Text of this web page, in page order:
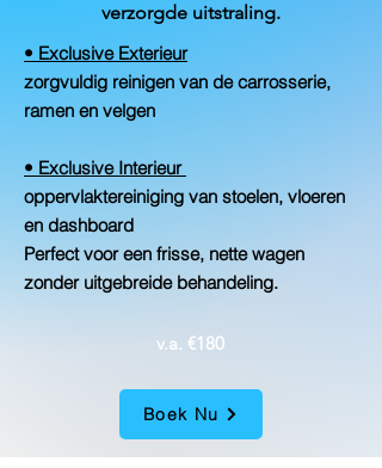
verzorgde uitstraling.
• Exclusive Exterieur
zorgvuldig reinigen van de carrosserie,
ramen en velgen
• Exclusive Interieur
oppervlaktereiniging van stoelen, vloeren
en dashboard
Perfect voor een frisse, nette wagen
zonder uitgebreide behandeling.
v.a. €180
Boek Nu